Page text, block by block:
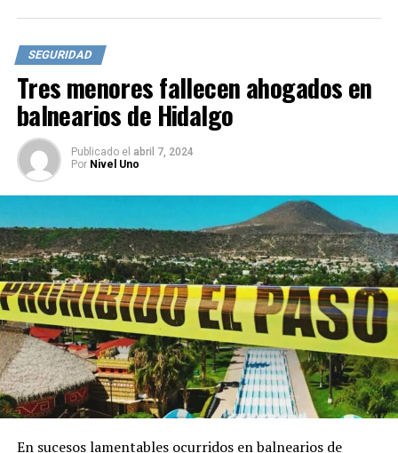
Público determinará su situación jurídica y llevará a
cabo las investigaciones pertinentes sobre el caso.
Los oficiales tomaron las medidas preventivas
necesarias para proteger la integridad física de los
detenidos, quienes fueron informados de sus derechos
legales antes de ser trasladados ante la autoridad
competente.
El detenido de 32 años cuenta con antecedentes penales
por robo agravado en el año 2022, según informó la
SSC.
SEGURIDAD
Tres menores fallecen ahogados en
balnearios de Hidalgo
Publicado el abril 7, 2024
Por Nivel Uno
En sucesos lamentables ocurridos en balnearios de